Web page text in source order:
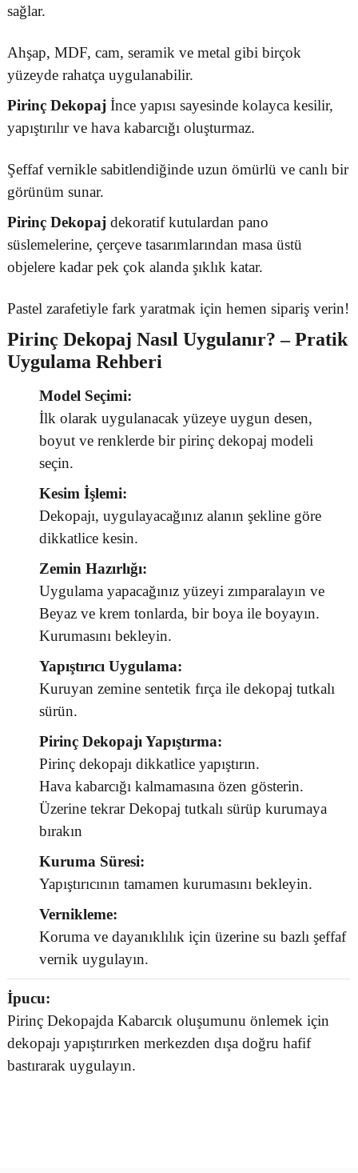
sağlar.
Ahşap, MDF, cam, seramik ve metal gibi birçok
yüzeyde rahatça uygulanabilir.
Pirinç Dekopaj İnce yapısı sayesinde kolayca kesilir,
yapıştırılır ve hava kabarcığı oluşturmaz.
Şeffaf vernikle sabitlendiğinde uzun ömürlü ve canlı bir
görünüm sunar.
Pirinç Dekopaj dekoratif kutulardan pano
süslemelerine, çerçeve tasarımlarından masa üstü
objelere kadar pek çok alanda şıklık katar.
Pastel zarafetiyle fark yaratmak için hemen sipariş verin!
Pirinç Dekopaj Nasıl Uygulanır? – Pratik
Uygulama Rehberi
Model Seçimi:
İlk olarak uygulanacak yüzeye uygun desen,
boyut ve renklerde bir pirinç dekopaj modeli
seçin.
Kesim İşlemi:
Dekopajı, uygulayacağınız alanın şekline göre
dikkatlice kesin.
Zemin Hazırlığı:
Uygulama yapacağınız yüzeyi zımparalayın ve
Beyaz ve krem tonlarda, bir boya ile boyayın.
Kurumasını bekleyin.
Yapıştırıcı Uygulama:
Kuruyan zemine sentetik fırça ile dekopaj tutkalı
sürün.
Pirinç Dekopajı Yapıştırma:
Pirinç dekopajı dikkatlice yapıştırın.
Hava kabarcığı kalmamasına özen gösterin.
Üzerine tekrar Dekopaj tutkalı sürüp kurumaya
bırakın
Kuruma Süresi:
Yapıştırıcının tamamen kurumasını bekleyin.
Vernikleme:
Koruma ve dayanıklılık için üzerine su bazlı şeffaf
vernik uygulayın.
İpucu:
Pirinç Dekopajda Kabarcık oluşumunu önlemek için
dekopajı yapıştırırken merkezden dışa doğru hafif
bastırarak uygulayın.